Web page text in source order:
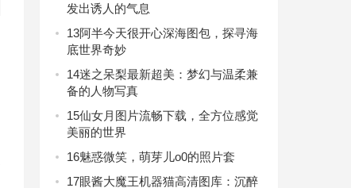
发出诱人的气息
13阿半今天很开心深海图包，探寻海
底世界奇妙
14迷之呆梨最新超美：梦幻与温柔兼
备的人物写真
15仙女月图片流畅下载，全方位感觉
美丽的世界
16魅惑微笑，萌芽儿o0的照片套
17眼酱大魔王机器猫高清图库：沉醉